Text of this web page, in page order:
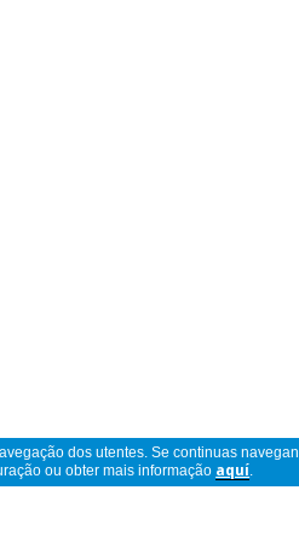
dos utentes. Se continuas
ou obter mais informação aquí.